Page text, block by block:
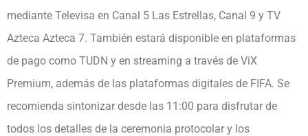
mediante Televisa en Canal 5 Las Estrellas, Canal 9 y TV
Azteca Azteca 7. También estará disponible en plataformas
de pago como TUDN y en streaming a través de ViX
Premium, además de las plataformas digitales de FIFA. Se
recomienda sintonizar desde las 11:00 para disfrutar de
todos los detalles de la ceremonia protocolar y los